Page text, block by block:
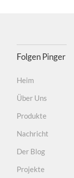
Folgen Pinger
Heim
Über Uns
Produkte
Nachricht
Der Blog
Projekte